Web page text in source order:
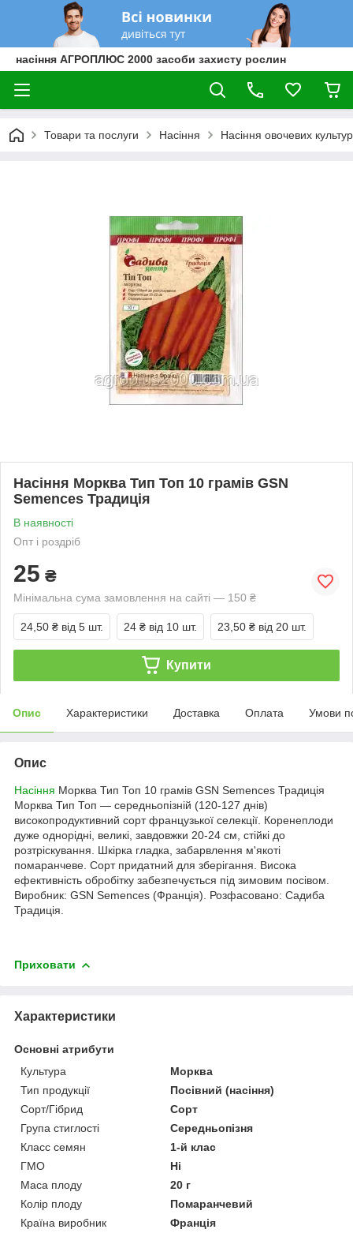
насіння АГРОПЛЮС 2000 засоби захисту рослин
Товари та послуги Насіння Насіння овочевих культур
Насіння Морква Тип Топ 10 грамів GSN
Semences Традиція
В наявності
Опт і роздріб
25 ₴
Мінімальна сума замовлення на сайті — 150 ₴
24,50 ₴ від 5 шт. 24 ₴ від 10 шт. 23,50 ₴ від 20 шт.
Купити
Опис Характеристики Доставка Оплата Умови
Опис
Насіння Морква Тип Топ 10 грамів GSN Semences Традиція
Морква Тип Топ — середньопізній (120-127 днів)
високопродуктивний сорт французької селекції. Коренеплоди
дуже однорідні, великі, завдовжки 20-24 см, стійкі до
розтріскування. Шкірка гладка, забарвлення м'якоті
помаранчеве. Сорт придатний для зберігання. Висока
ефективність обробітку забезпечується під зимовим посівом.
Виробник: GSN Semences (Франція). Розфасовано: Садиба
Традиція.
Приховати
Характеристики
Основні атрибути
Культура
Морква
Тип продукції
Посівний (насіння)
Сорт/Гібрид
Сорт
Група стиглості
Середньопізня
Класс семян
1-й клас
ГМО
Ні
Маса плоду
20 г
Колір плоду
Помаранчевий
Країна виробник
Франція